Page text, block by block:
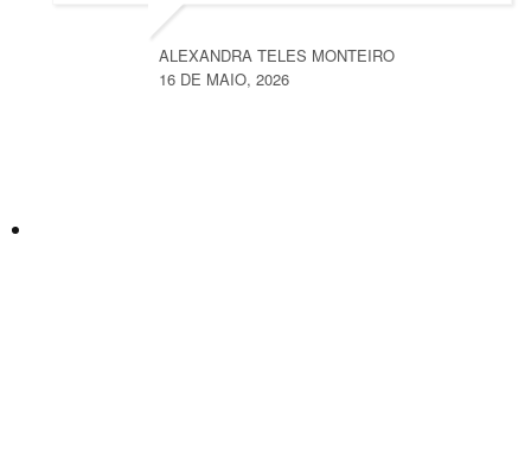
ALEXANDRA TELES MONTEIRO
16 DE MAIO, 2026